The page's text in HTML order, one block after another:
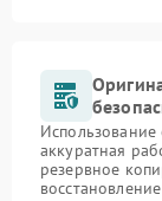
аккуратная
резервное